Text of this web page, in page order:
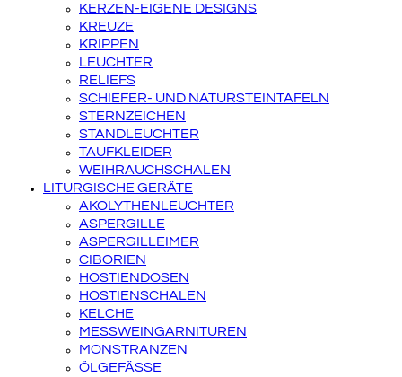
KERZEN-EIGENE DESIGNS
KREUZE
KRIPPEN
LEUCHTER
RELIEFS
SCHIEFER- UND NATURSTEINTAFELN
STERNZEICHEN
STANDLEUCHTER
TAUFKLEIDER
WEIHRAUCHSCHALEN
LITURGISCHE GERÄTE
AKOLYTHENLEUCHTER
ASPERGILLE
ASPERGILLEIMER
CIBORIEN
HOSTIENDOSEN
HOSTIENSCHALEN
KELCHE
MESSWEINGARNITUREN
MONSTRANZEN
ÖLGEFÄSSE